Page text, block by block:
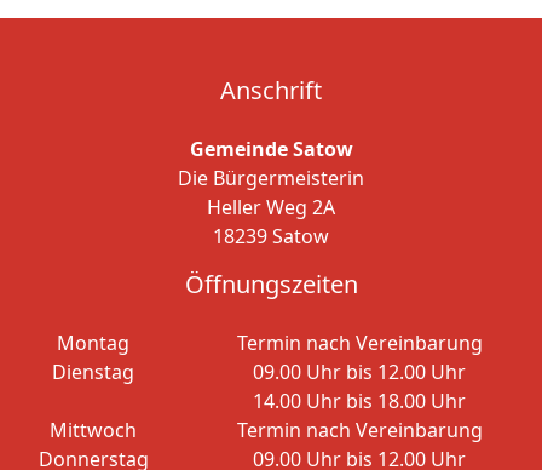
Anschrift
Gemeinde Satow
Die Bürgermeisterin
Heller Weg 2A
18239 Satow
Öffnungszeiten
Montag
Termin nach Vereinbarung
Dienstag
09.00 Uhr bis 12.00 Uhr
14.00 Uhr bis 18.00 Uhr
Mittwoch
Termin nach Vereinbarung
Donnerstag
09.00 Uhr bis 12.00 Uhr